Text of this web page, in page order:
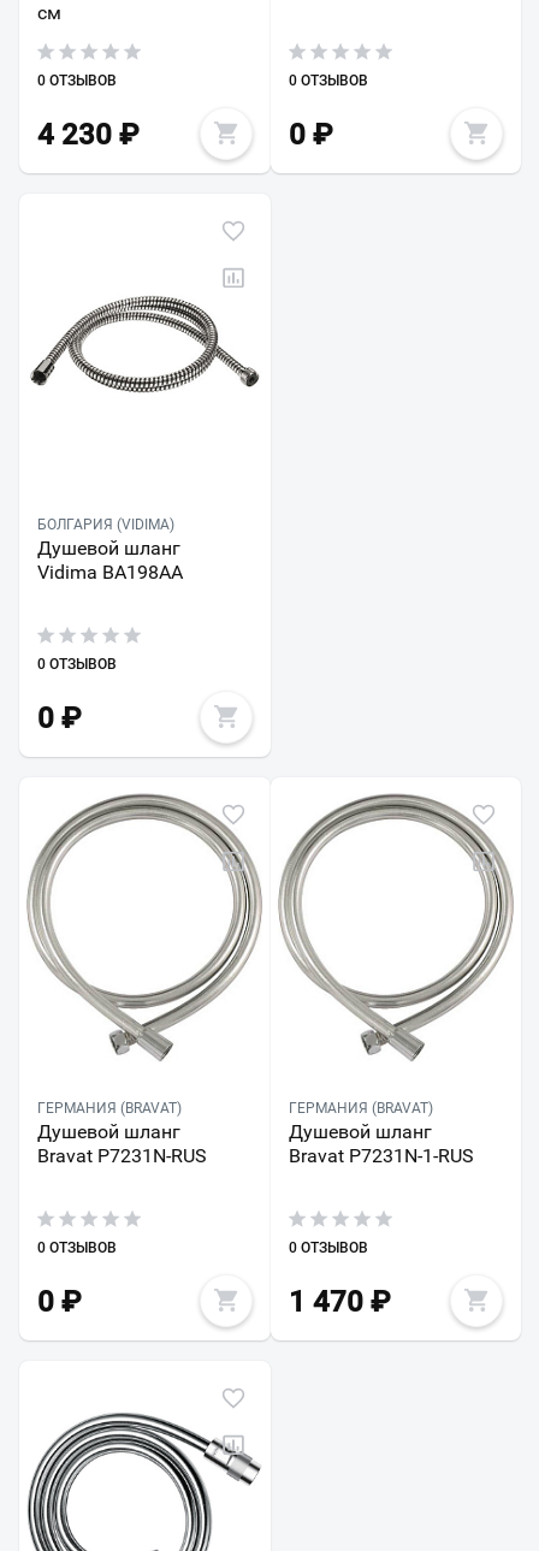
см
0 ОТЗЫВОВ
4 230 ₽
0 ОТЗЫВОВ
0₽
БОЛГАРИЯ (VIDIMA)
Душевой шланг
Vidima BA198AA
0 ОТЗЫВОВ
0 ₽
ГЕРМАНИЯ (BRAVAT)
Душевой шланг
Bravat P7231N-RUS
0 ОТЗЫВОВ
0 ₽
ГЕРМАНИЯ (BRAVAT)
Душевой шланг
Bravat P7231N-1-RUS
0 ОТЗЫВОВ
1 470₽